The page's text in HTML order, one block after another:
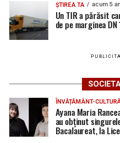
ȘTIREA TA acum 5
Un TIR a părăsit
de pe marginea
ÎNVĂȚĂMÂNT-
Ayana Maria
au obținut
Bacalaureat, la